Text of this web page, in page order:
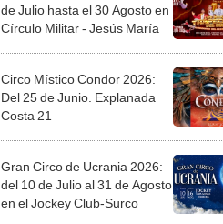
de Julio hasta el 30 Agosto en
Círculo Militar - Jesús María
Circo Místico Condor 2026:
Del 25 de Junio. Explanada
Costa 21
Gran Circo de Ucrania 2026:
del 10 de Julio al 31 de Agosto
en el Jockey Club-Surco